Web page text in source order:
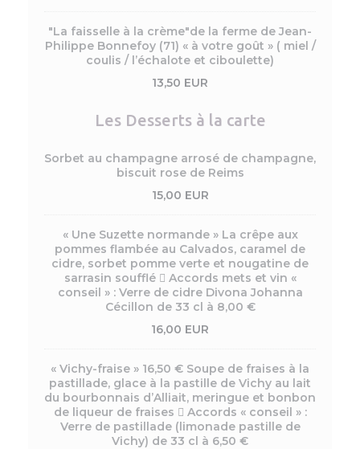
"La faisselle à la crème"de la ferme de Jean-
Philippe Bonnefoy (71) « à votre goût » ( miel /
coulis / l’échalote et ciboulette)
13,50 EUR
Les Desserts à la carte
Sorbet au champagne arrosé de champagne,
biscuit rose de Reims
15,00 EUR
« Une Suzette normande » La crêpe aux
pommes flambée au Calvados, caramel de
cidre, sorbet pomme verte et nougatine de
sarrasin soufflé  Accords mets et vin «
conseil » : Verre de cidre Divona Johanna
Cécillon de 33 cl à 8,00 €
16,00 EUR
« Vichy-fraise » 16,50 € Soupe de fraises à la
pastillade, glace à la pastille de Vichy au lait
du bourbonnais d’Alliait, meringue et bonbon
de liqueur de fraises  Accords « conseil » :
Verre de pastillade (limonade pastille de
Vichy) de 33 cl à 6,50 €